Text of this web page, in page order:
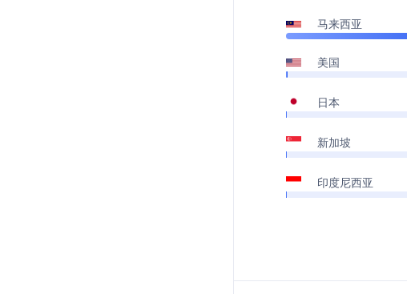
马来西亚
美国
日本
新加坡
印度尼西亚